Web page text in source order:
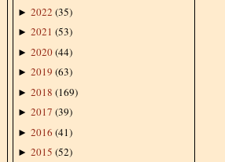
► 2022 (35)
► 2021 (53)
► 2020(44)
► 2019 (63)
► 2018 (169)
► 2017 (39)
► 2016 (41)
► 2015 (52)